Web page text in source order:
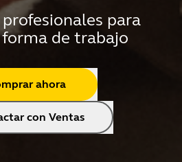
para
de trabajo
ahora
con Ventas